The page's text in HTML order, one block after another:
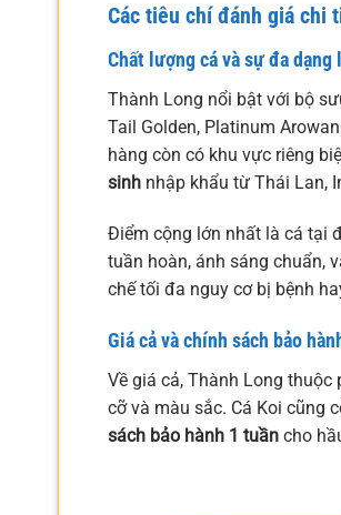
Các tiêu chí đánh giá chi
Chất lượng cá và sự đa dạng
Thành Long nổi bật với bộ
Tail Golden, Platinum
hàng còn có khu vực riêng
sinh nhập khẩu từ Thái Lan,
Điểm cộng lớn nhất là cá tại
tuần hoàn, ánh sáng chuẩn,
chế tối đa nguy cơ bị bệnh
Giá cả và chính sách bảo
Về giá cả, Thành Long
cỡ và màu sắc. Cá Koi cũng
sách bảo hành 1 tuần cho